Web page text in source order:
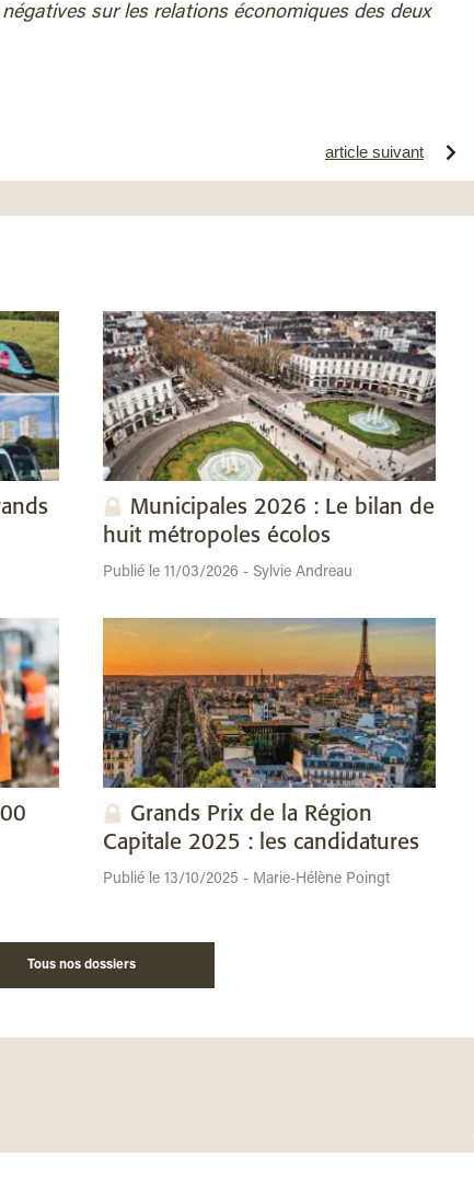
sur les relations économiques des deux
article suivant
Municipales 2026 : Le bilan de
huit métropoles écolos
Publié le 11/03/2026 - Sylvie Andreau
Grands Prix de la Région
Capitale 2025 : les candidatures
Publié le 13/10/2025 - Marie-Hélène Poingt
Tous nos dossiers